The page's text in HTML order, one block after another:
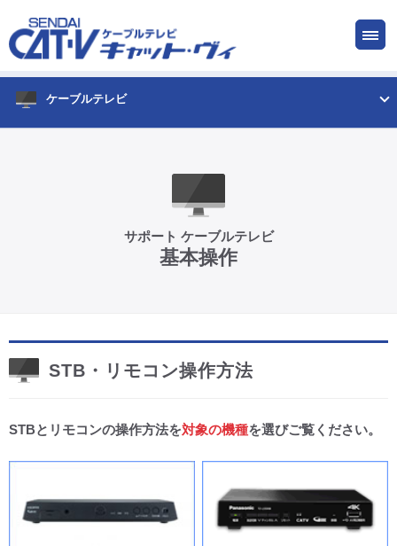
ケーブルテレビ
サポート ケーブルテレビ
基本操作
STB・リモコン操作方法
STBとリモコンの操作方法を対象の機種を選びご覧ください。
お申し込み
ご検討中の方
サービス
サービスエリア
CM・広告掲載